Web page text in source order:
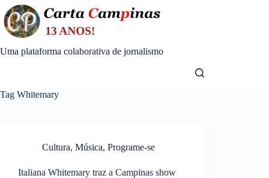
Skip
to
content
Uma plataforma colaborativa de jornalismo
Tag Whitemary
Cultura, Música, Programe-se
Italiana Whitemary traz a Campinas show